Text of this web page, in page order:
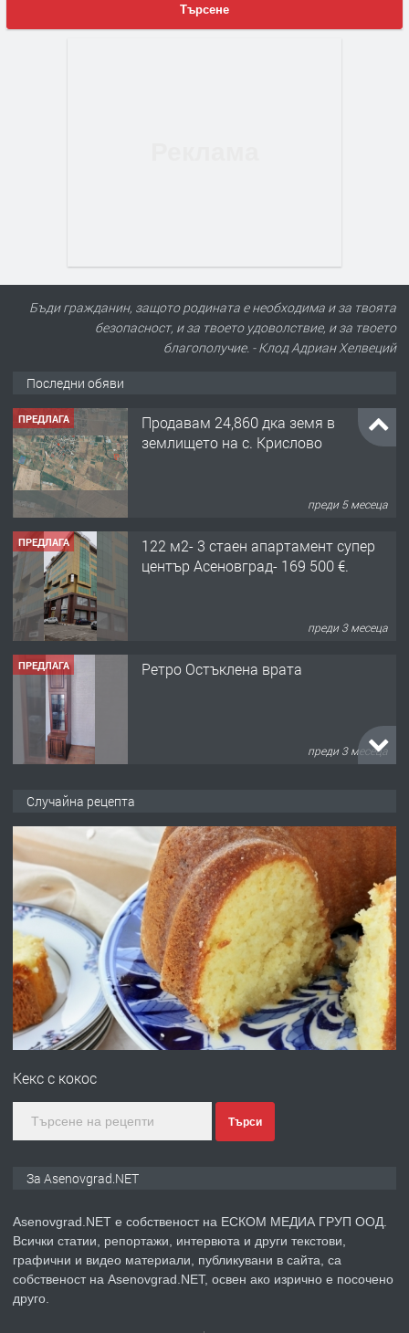
Търсене
Бъди гражданин, защото родината е необходима и за твоята
безопасност, и за твоето удоволствие, и за твоето
благополучие. - Клод Адриан Хелвеций
Последни обяви
преди 5 месеца
ПРЕДЛАГА
център Асеновград- 169 500 €.
преди 3 месеца
ПРЕДЛАГА
ПРЕДЛАГА
🌟HYUNDAI i10 - 2024 | Само 55 лв./
ПРЕДЛАГА
Професионална броячна машина -
със сертификат от ЕЦБ
преди 1 година
ПРЕДЛАГА
Професионална зеленчукорезачка
за заведения и дома
ПРЕДЛАГА Дава под наем Асеновград
ПРЕДЛАГА
Давам индивидуалани уроци по
Немски език
Случайна рецепта
Кекс с кокос
Търси
За Asenovgrad.NET
Asenovgrad.NET е собственост на ЕСКОМ МЕДИА ГРУП ООД.
Всички статии, репортажи, интервюта и други текстови,
графични и видео материали, публикувани в сайта, са
собственост на Asenovgrad.NET, освен ако изрично е посочено
друго.